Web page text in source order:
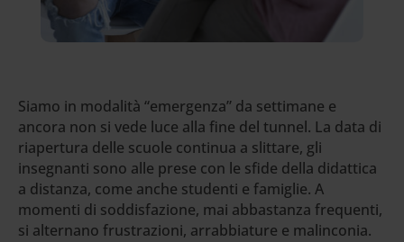
Siamo in modalità “emergenza” da settimane e
ancora non si vede luce alla fine del tunnel. La data di
riapertura delle scuole continua a slittare, gli
insegnanti sono alle prese con le sfide della didattica
a distanza, come anche studenti e famiglie. A
momenti di soddisfazione, mai abbastanza frequenti,
si alternano frustrazioni, arrabbiature e malinconia.